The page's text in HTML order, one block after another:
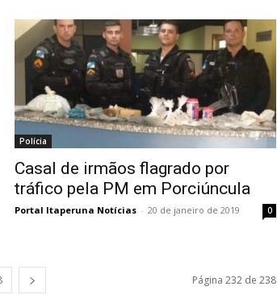
Polícia
Casal de irmãos flagrado por
tráfico pela PM em Porciúncula
Portal Itaperuna Notícias - 20 de janeiro de 2019 0
Página 232 de 238